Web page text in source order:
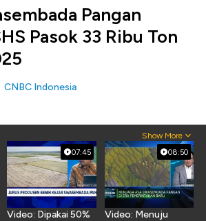
Pangan
Pasok 33 Ribu Ton
CNBC Indonesia
Show More
07:45
Video: Dipakai 50%
08:50
Video: Menuju